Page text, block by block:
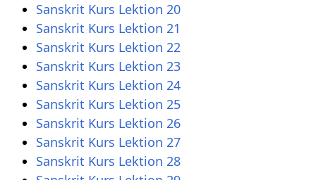
Sanskrit Kurs Lektion 20
Sanskrit Kurs Lektion 21
Sanskrit Kurs Lektion 22
Sanskrit Kurs Lektion 23
Sanskrit Kurs Lektion 24
Sanskrit Kurs Lektion 25
Sanskrit Kurs Lektion 26
Sanskrit Kurs Lektion 27
Sanskrit Kurs Lektion 28